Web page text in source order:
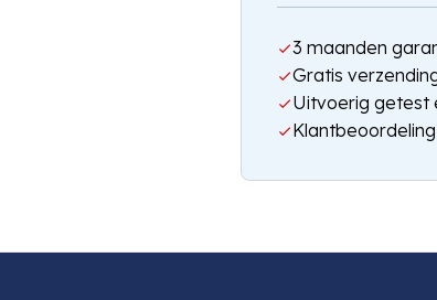
3 maanden
Gratis
Uitvoerig getest